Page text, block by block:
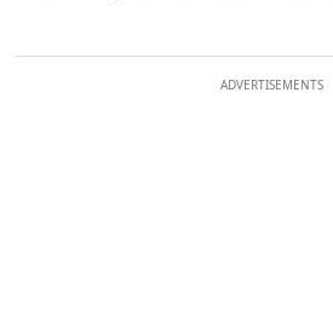
ADVERTISEMENTS